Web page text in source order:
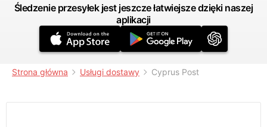
Śledzenie przesyłek jest jeszcze łatwiejsze dzięki naszej
aplikacji
Strona główna Usługi dostawy Cyprus Post